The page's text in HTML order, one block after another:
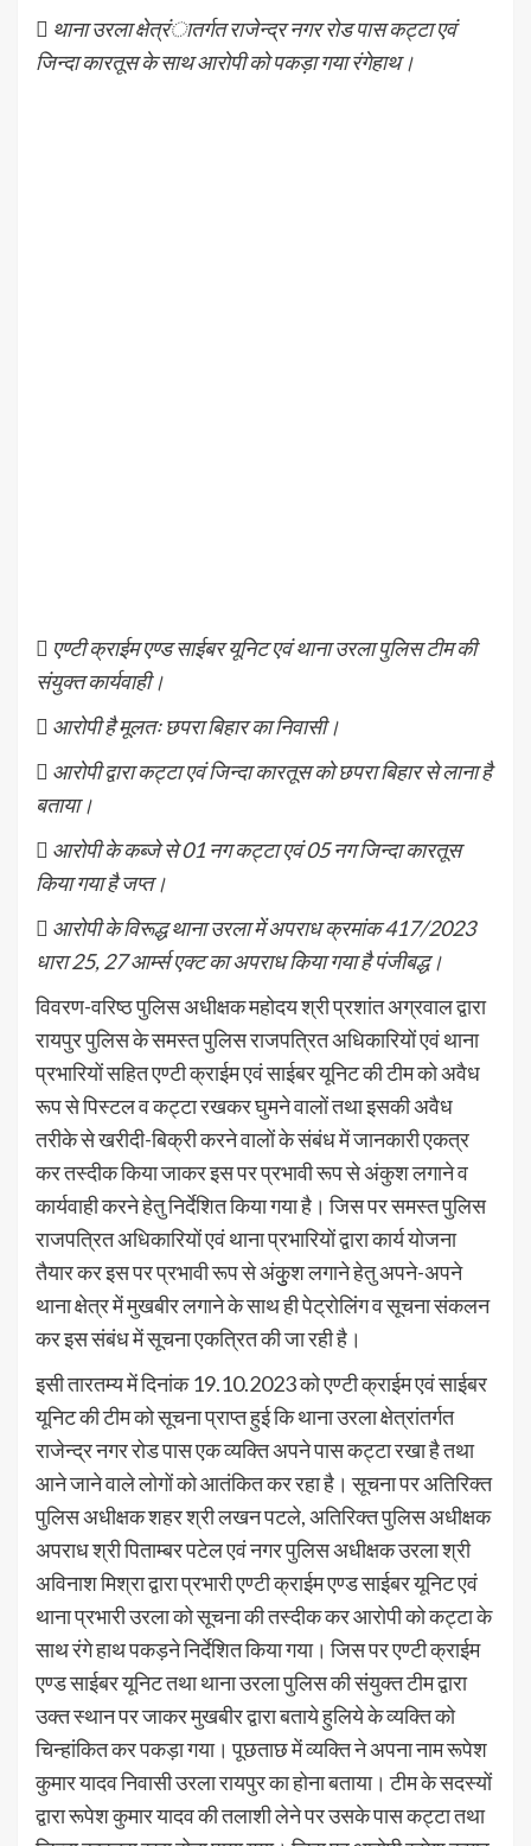
 थाना उरला क्षेत्रंातर्गत राजेन्द्र नगर रोड पास कट्टा एवं
जिन्दा कारतूस के साथ आरोपी को पकड़ा गया रंगेहाथ।
 एण्टी क्राईम एण्ड साईबर यूनिट एवं थाना उरला पुलिस टीम की
संयुक्त कार्यवाही।
 आरोपी है मूलतः छपरा बिहार का निवासी।
 आरोपी द्वारा कट्टा एवं जिन्दा कारतूस को छपरा बिहार से लाना है
बताया।
 आरोपी के कब्जे से 01 नग कट्टा एवं 05 नग जिन्दा कारतूस
किया गया है जप्त।
 आरोपी के विरूद्ध थाना उरला में अपराध क्रमांक 417/2023
धारा 25, 27 आर्म्स एक्ट का अपराध किया गया है पंजीबद्ध।
विवरण-वरिष्ठ पुलिस अधीक्षक महोदय श्री प्रशांत अग्रवाल द्वारा
रायपुर पुलिस के समस्त पुलिस राजपत्रित अधिकारियों एवं थाना
प्रभारियों सहित एण्टी क्राईम एवं साईबर यूनिट की टीम को अवैध
रूप से पिस्टल व कट्टा रखकर घुमने वालों तथा इसकी अवैध
तरीके से खरीदी-बिक्री करने वालों के संबंध में जानकारी एकत्र
कर तस्दीक किया जाकर इस पर प्रभावी रूप से अंकुश लगाने व
कार्यवाही करने हेतु निर्देशित किया गया है। जिस पर समस्त पुलिस
राजपत्रित अधिकारियों एवं थाना प्रभारियों द्वारा कार्य योजना
तैयार कर इस पर प्रभावी रूप से अंकुुश लगाने हेतु अपने-अपने
थाना क्षेत्र में मुखबीर लगाने के साथ ही पेट्रोलिंग व सूचना संकलन
कर इस संबंध में सूचना एकत्रित की जा रही है।
इसी तारतम्य में दिनांक 19.10.2023 को एण्टी क्राईम एवं साईबर
यूनिट की टीम को सूचना प्राप्त हुई कि थाना उरला क्षेत्रांतर्गत
राजेन्द्र नगर रोड पास एक व्यक्ति अपने पास कट्टा रखा है तथा
आने जाने वाले लोगों को आतंकित कर रहा है। सूचना पर अतिरिक्त
पुलिस अधीक्षक शहर श्री लखन पटले, अतिरिक्त पुलिस अधीक्षक
अपराध श्री पिताम्बर पटेल एवं नगर पुलिस अधीक्षक उरला श्री
अविनाश मिश्रा द्वारा प्रभारी एण्टी क्राईम एण्ड साईबर यूनिट एवं
थाना प्रभारी उरला को सूचना की तस्दीक कर आरोपी को कट्टा के
साथ रंगे हाथ पकड़ने निर्देशित किया गया। जिस पर एण्टी क्राईम
एण्ड साईबर यूनिट तथा थाना उरला पुलिस की संयुक्त टीम द्वारा
उक्त स्थान पर जाकर मुखबीर द्वारा बताये हुलिये के व्यक्ति को
चिन्हांकित कर पकड़ा गया। पूछताछ में व्यक्ति ने अपना नाम रूपेश
कुमार यादव निवासी उरला रायपुर का होना बताया। टीम के सदस्यों
द्वारा रूपेश कुमार यादव की तलाशी लेने पर उसके पास कट्टा तथा